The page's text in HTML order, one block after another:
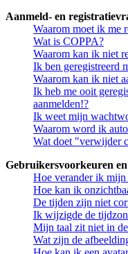
Aanmeld- en
Waarom moet ik me
Wat is COPPA?
Waarom kan ik niet
Ik ben geregistreerd
Waarom kan ik niet
Ik heb me ooit
aanmelden!?
Ik weet mijn
Waarom word ik
Wat doet "verwijder
Gebruikersvoorkeuren
Hoe verander ik
Hoe kan ik
De tijden zijn niet
Ik wijzigde de
Mijn taal zit niet in
Wat zijn de